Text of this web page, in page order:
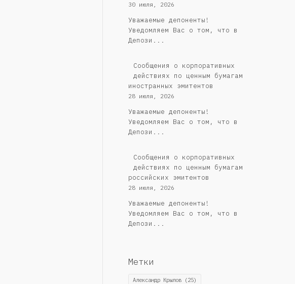
30 июля, 2026
Уважаемые депоненты!
Уведомляем Вас о том, что в
Депози...
Сообщения о корпоративных
действиях по ценным бумагам
иностранных эмитентов
28 июля, 2026
Уважаемые депоненты!
Уведомляем Вас о том, что в
Депози...
Cообщения о корпоративных
действиях по ценным бумагам
российских эмитентов
28 июля, 2026
Уважаемые депоненты!
Уведомляем Вас о том, что в
Депози...
Метки
Александр Крылов(25)